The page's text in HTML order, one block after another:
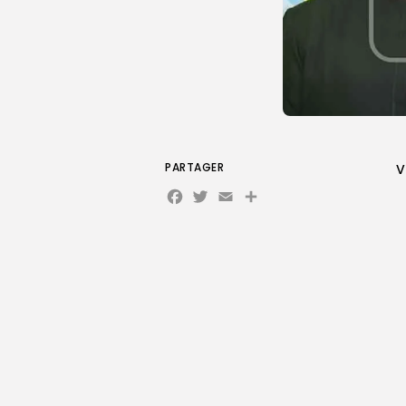
PARTAGER
Facebook
Twitter
EmailPartager